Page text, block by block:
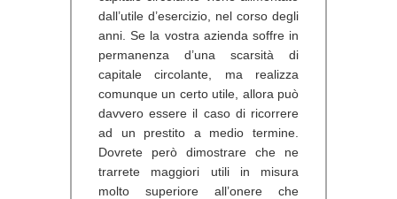
dall’utile d’esercizio, nel corso degli
anni. Se la vostra azienda soffre in
permanenza d’una scarsità di
capitale circolante, ma realizza
comunque un certo utile, allora può
davvero essere il caso di ricorrere
ad un prestito a medio termine.
Dovrete però dimostrare che ne
trarrete maggiori utili in misura
molto superiore all’onere che